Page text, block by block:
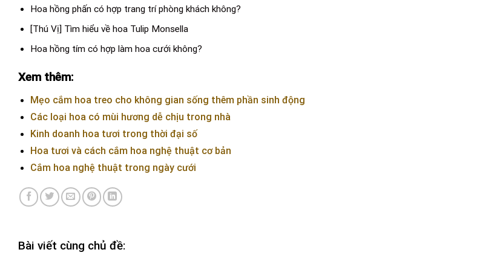
Hoa hồng phấn có hợp trang trí phòng khách không?
[Thú Vị] Tìm hiểu về hoa Tulip Monsella
Hoa hồng tím có hợp làm hoa cưới không?
Xem thêm:
Mẹo cắm hoa treo cho không gian sống thêm phần sinh động
Các loại hoa có mùi hương dễ chịu trong nhà
Kinh doanh hoa tươi trong thời đại số
Hoa tươi và cách cắm hoa nghệ thuật cơ bản
Cắm hoa nghệ thuật trong ngày cưới
Bài viết cùng chủ đề: